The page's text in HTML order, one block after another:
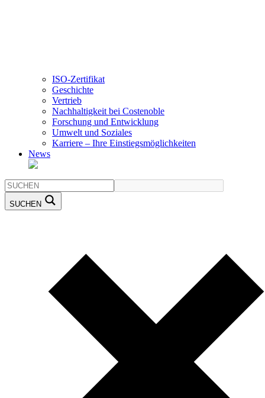
ISO-Zertifikat
Geschichte
Vertrieb
Nachhaltigkeit bei Costenoble
Forschung und Entwicklung
Umwelt und Soziales
Karriere – Ihre Einstiegsmöglichkeiten
News
SUCHEN